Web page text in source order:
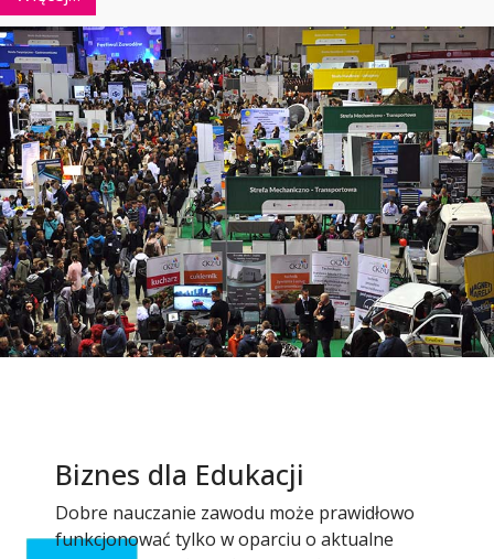
Biznes dla Edukacji
Dobre nauczanie zawodu może prawidłowo
funkcjonować tylko w oparciu o aktualne